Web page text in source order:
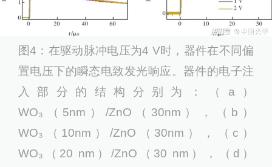
图4：在驱动脉冲电压为4 V时，器件在不同偏
置电压下的瞬态电致发光响应。器件的电子注
入部分的结构分别为：（a）
WO₃（5nm）/ZnO（30nm），（b）
WO₃（10nm）/ZnO（30nm），（c）
WO₃（20 nm）/ZnO（30 nm），（d）